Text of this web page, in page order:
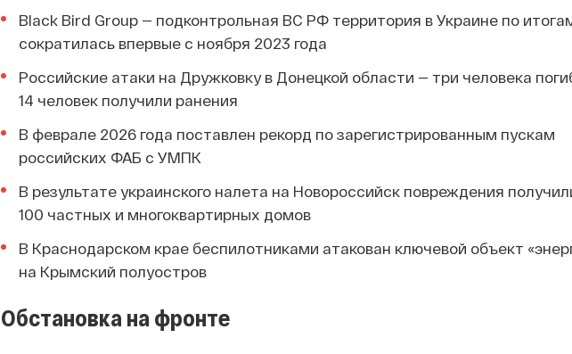
Black Bird Group — подконтрольная ВС РФ территория в Украине по
сократилась впервые с ноября 2023 года
Российские атаки на Дружковку в Донецкой области — три человека
14 человек получили ранения
В феврале 2026 года поставлен рекорд по зарегистрированным пускам
российских ФАБ с УМПК
В результате украинского налета на Новороссийск повреждения
100 частных и многоквартирных домов
В Краснодарском крае беспилотниками атакован ключевой объект
на Крымский полуостров
Обстановка на фронте